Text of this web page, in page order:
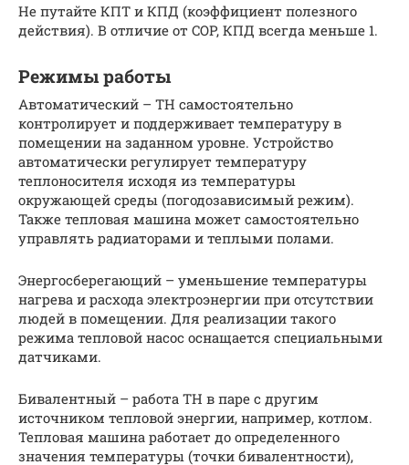
Не путайте КПТ и КПД (коэффициент полезного
действия). В отличие от COP, КПД всегда меньше 1.
Режимы работы
Автоматический – ТН самостоятельно
контролирует и поддерживает температуру в
помещении на заданном уровне. Устройство
автоматически регулирует температуру
теплоносителя исходя из температуры
окружающей среды (погодозависимый режим).
Также тепловая машина может самостоятельно
управлять радиаторами и теплыми полами.
Энергосберегающий – уменьшение температуры
нагрева и расхода электроэнергии при отсутствии
людей в помещении. Для реализации такого
режима тепловой насос оснащается специальными
датчиками.
Бивалентный – работа ТН в паре с другим
источником тепловой энергии, например, котлом.
Тепловая машина работает до определенного
значения температуры (точки бивалентности),